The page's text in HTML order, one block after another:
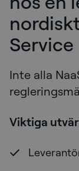
Service
Inte alla
Viktiga